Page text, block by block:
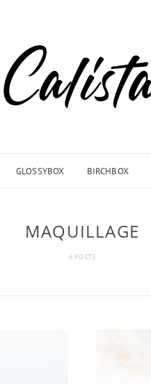
GLOSSYBOX BIRCHBOX
MAQUILLAGE
6 POSTS